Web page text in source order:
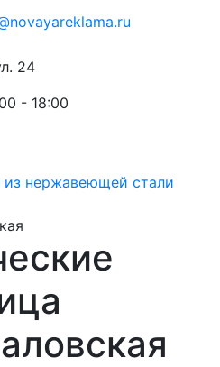
24
- 18:00
из нержавеющей стали